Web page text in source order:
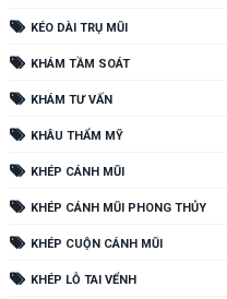
KÉO DÀI TRỤ MŨI
KHÁM TẦM SOÁT
KHÁM TƯ VẤN
KHÂU THẨM MỸ
KHÉP CÁNH MŨI
KHÉP CÁNH MŨI PHONG THỦY
KHÉP CUỘN CÁNH MŨI
KHÉP LỖ TAI VỂNH